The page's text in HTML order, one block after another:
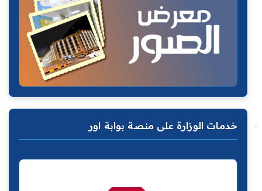
خدمات الوزارة على منصة بوابة اور